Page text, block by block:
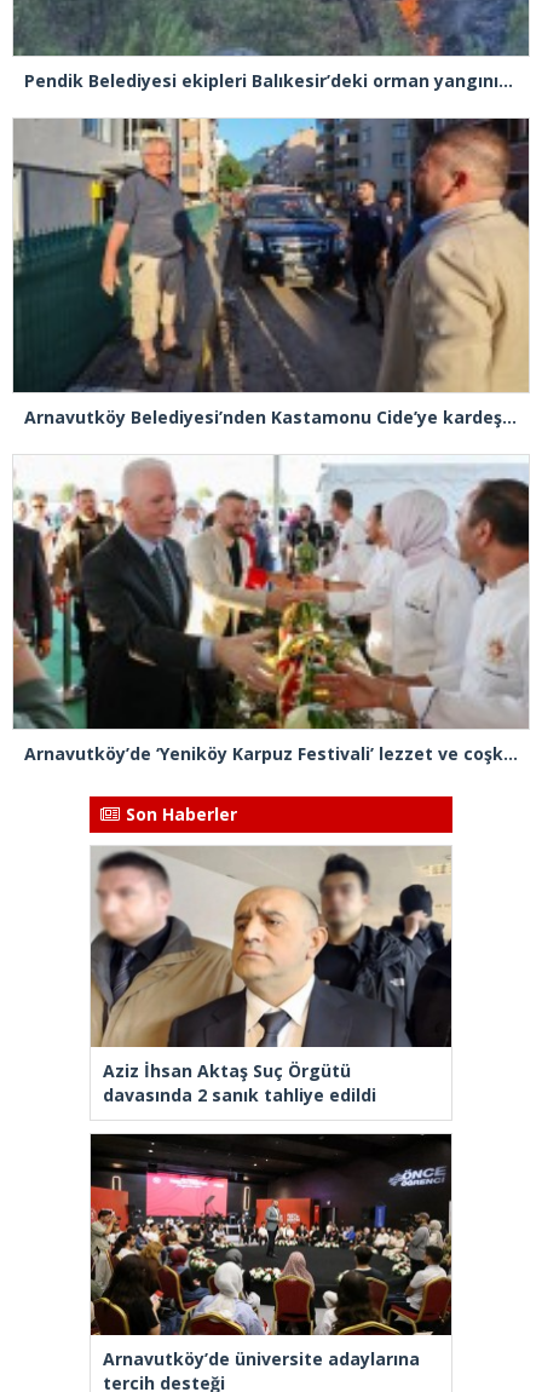
Pendik Belediyesi ekipleri Balıkesir’deki orman yangınına müdahale ediyor
Arnavutköy Belediyesi’nden Kastamonu Cide’ye kardeşlik eli
Arnavutköy’de ‘Yeniköy Karpuz Festivali’ lezzet ve coşkuya sahne oldu
Son Haberler
Aziz İhsan Aktaş Suç Örgütü
davasında 2 sanık tahliye edildi
Arnavutköy’de üniversite adaylarına
tercih desteği